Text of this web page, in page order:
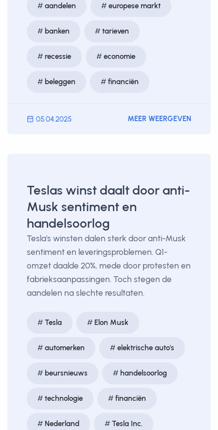
aandelen europese markt
banken tarieven
recessie economie
beleggen financiën
05.04.2025 MEER WEERGEVEN
Teslas winst daalt door anti-
Musk sentiment en
handelsoorlog
Tesla's winsten dalen sterk door anti-Musk
sentiment en leveringsproblemen. Q1-
omzet daalde 20%, mede door protesten en
fabrieksaanpassingen. Toch stegen de
aandelen na slechte resultaten.
Tesla Elon Musk
automerken elektrische auto's
beursnieuws handelsoorlog
technologie financiën
Nederland Tesla Inc.